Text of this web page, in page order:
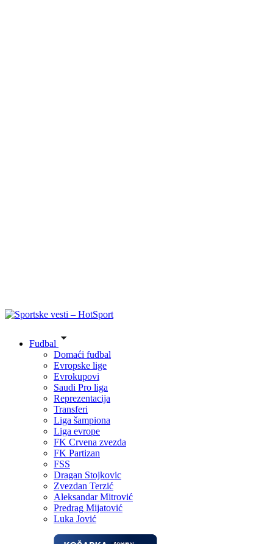
Fudbal
Domaći fudbal
Evropske lige
Evrokupovi
Saudi Pro liga
Reprezentacija
Transferi
Liga šampiona
Liga evrope
FK Crvena zvezda
FK Partizan
FSS
Dragan Stojkovic
Zvezdan Terzić
Aleksandar Mitrović
Predrag Mijatović
Luka Jović